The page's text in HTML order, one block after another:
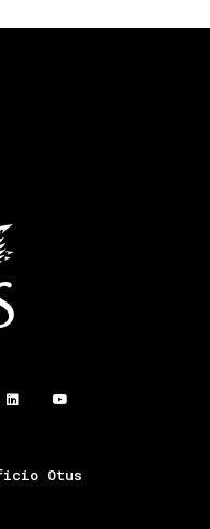
Otus